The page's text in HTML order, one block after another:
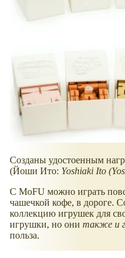
Созданы удостоенным
(Йоши Ито: Yoshiaki Ito
С MoFU можно играть
чашечкой кофе, в дороге.
коллекцию игрушек для
игрушки, но они также и
польза.